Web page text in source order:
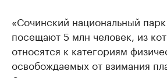
«Сочинский национальный
посещают 5 млн человек, из
относятся к категориям
освобождаемых от взимания